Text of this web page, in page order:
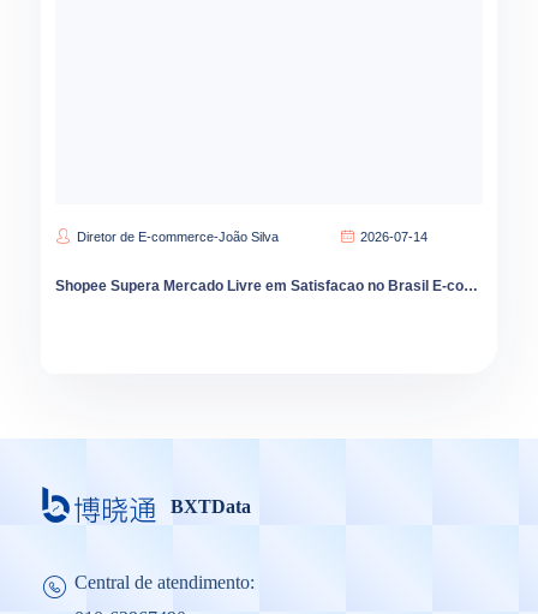
Diretor de E-commerce-João Silva 2026-07-14
Shopee Supera Mercado Livre em Satisfacao no Brasil E-commerce Cresce 9 por Cento em 2026
BXTData
Central de atendimento: